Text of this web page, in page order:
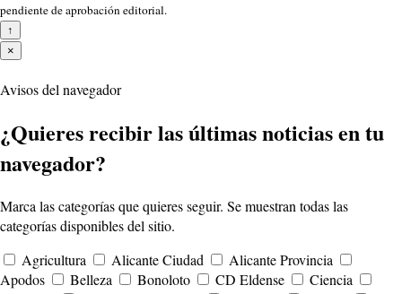
pendiente de aprobación editorial.
↑
×
Avisos del navegador
¿Quieres recibir las últimas noticias en tu
navegador?
Marca las categorías que quieres seguir. Se muestran todas las
categorías disponibles del sitio.
Agricultura
Alicante Ciudad
Alicante Provincia
Apodos
Belleza Bonoloto CD Eldense
Ciencia